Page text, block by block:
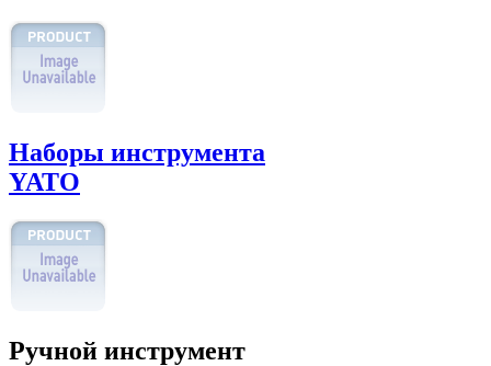
Наборы инструмента
YATO
Ручной инструмент